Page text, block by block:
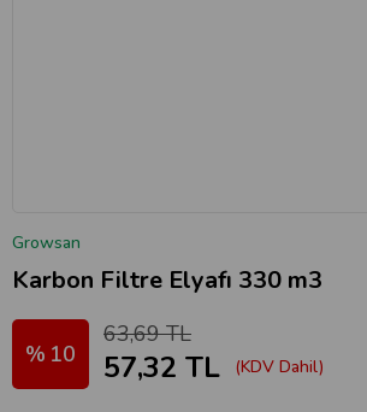
Growsan
Karbon Filtre Elyafı 330 m3
10
63,69 TL
57,32 TL (KDV Dahil)